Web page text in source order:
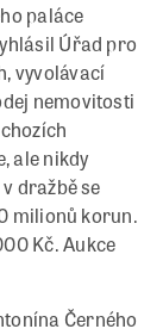
paláce
Úřad pro
vyvolávací
nemovitosti
ale nikdy
dražbě se
milionů korun.
Kč. Aukce
Černého